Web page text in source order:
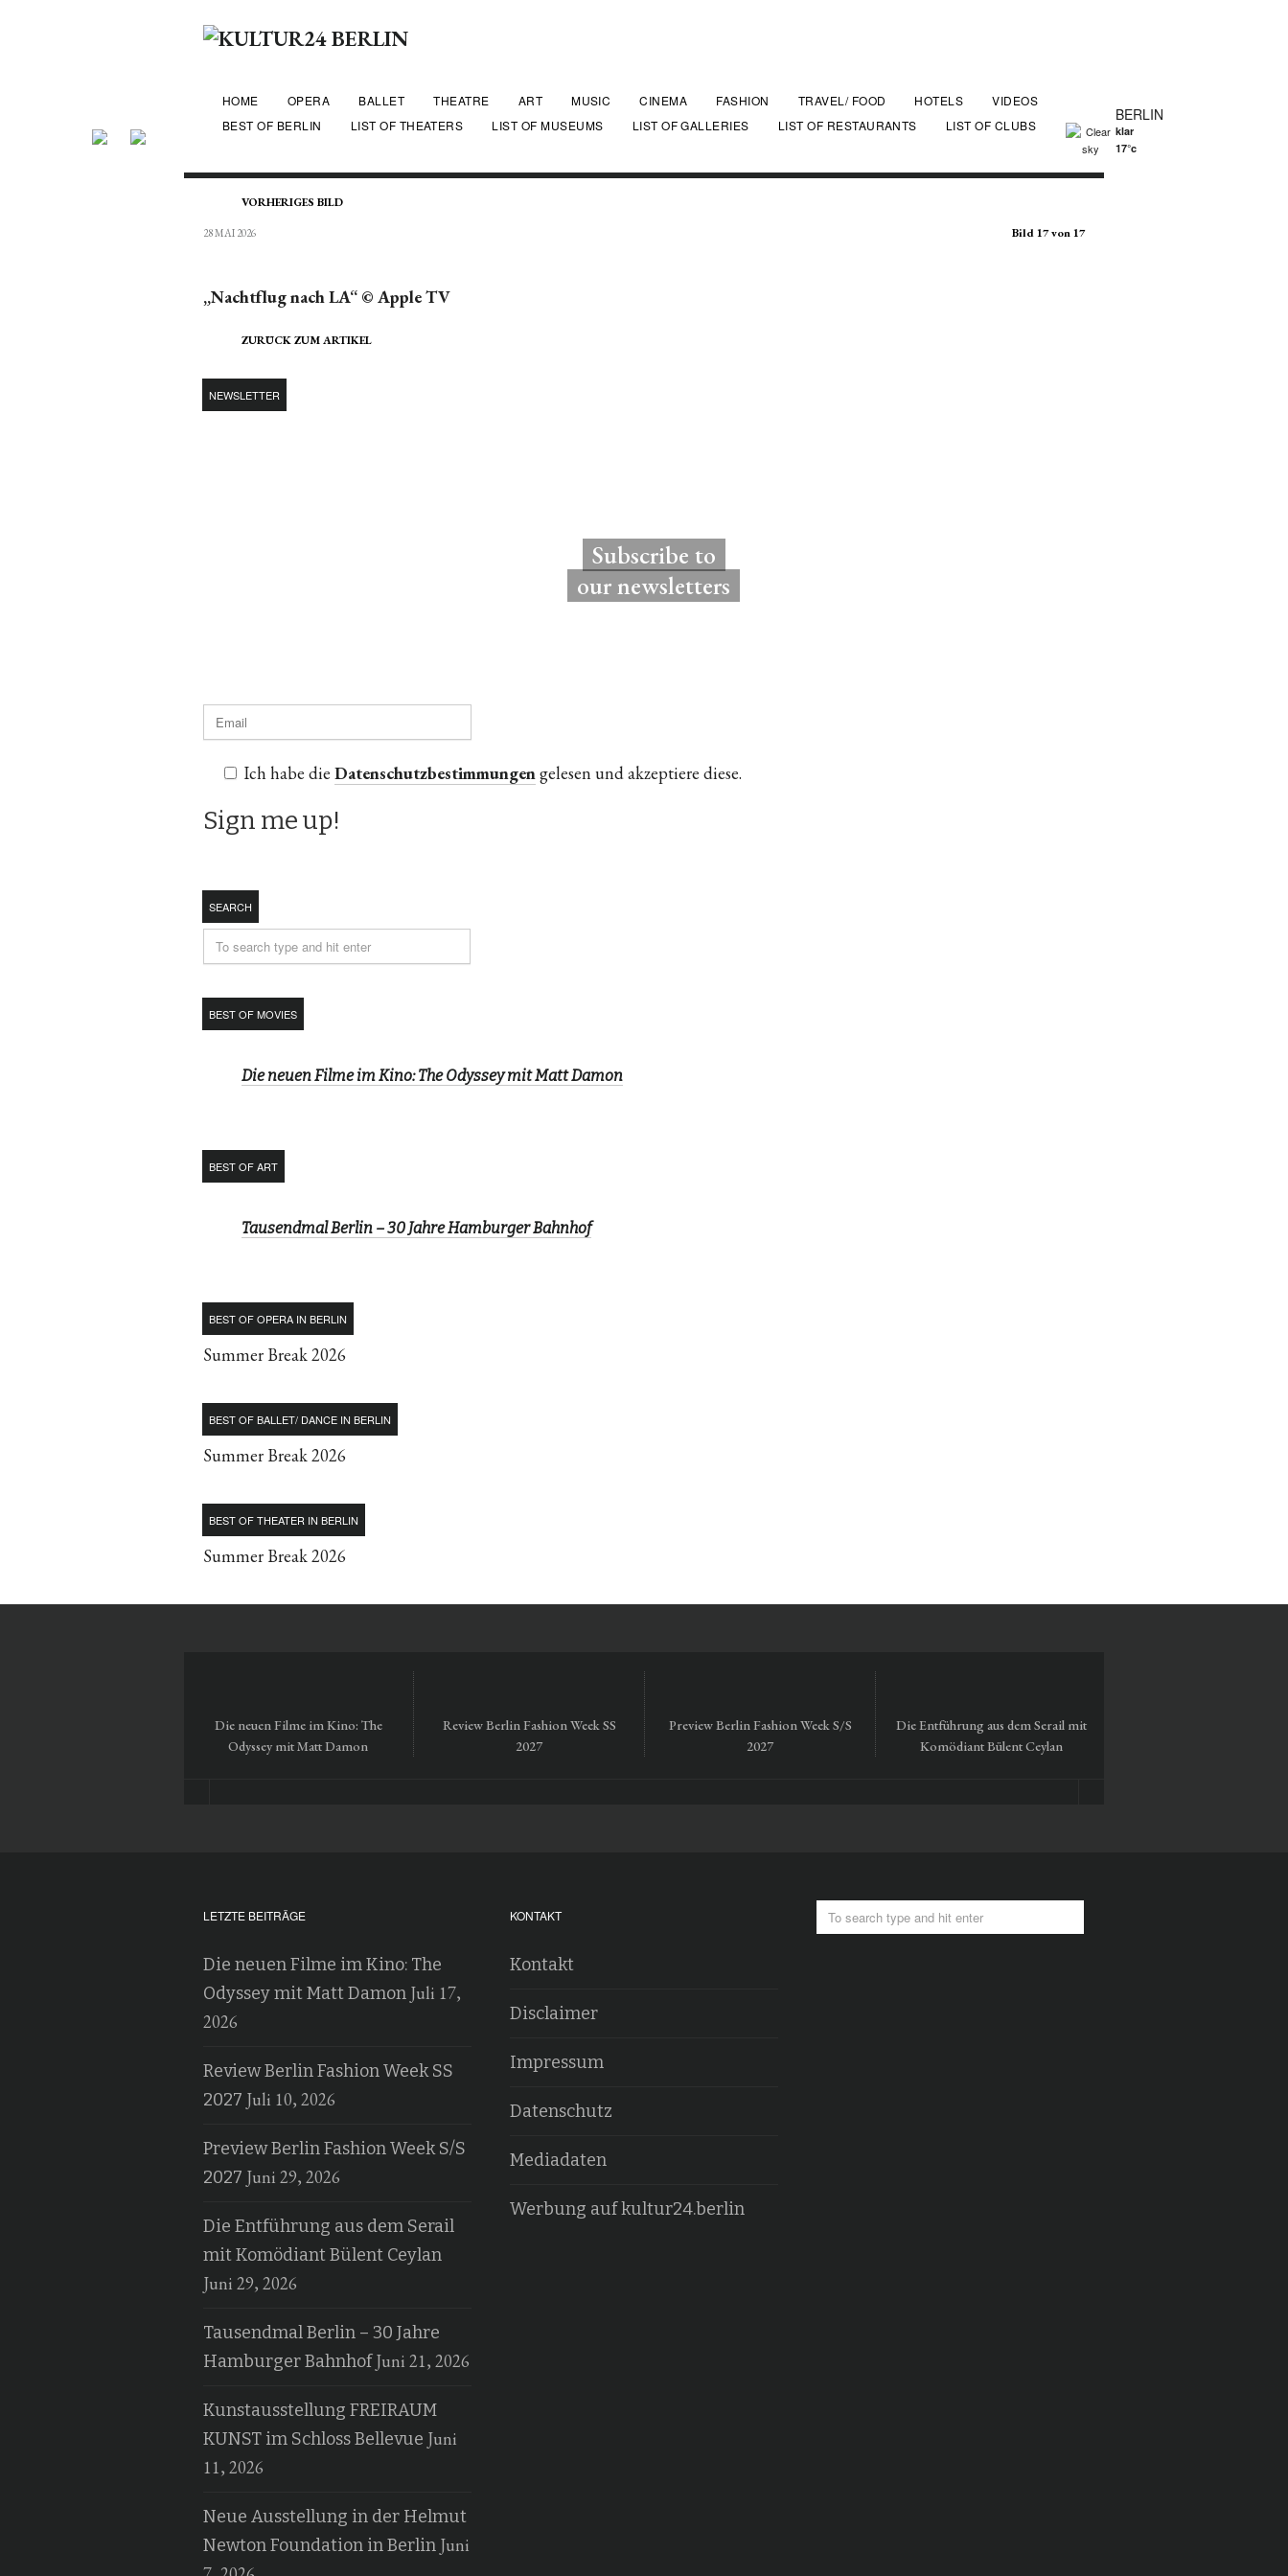
BERLIN
klar
17°c
HOME OPERA BALLET THEATRE ART MUSIC CINEMA FASHION TRAVEL/ FOOD HOTELS
VIDEOS
BEST OF BERLIN
LIST OF THEATERS LIST OF MUSEUMS LIST OF GALLERIES LIST OF RESTAURANTS LIST OF CLUBS
VORHERIGES BILD
28 MAI 2026 Bild 17 von 17
„Nachtflug nach LA“ © Apple TV
ZURÜCK ZUM ARTIKEL
NEWSLETTER
Subscribe to
our newsletters
Ich habe die Datenschutzbestimmungengelesen und akzeptiere diese.
SEARCH
BEST OF MOVIES
Die neuen Filme im Kino: The Odyssey mit Matt Damon
BEST OF ART
Tausendmal Berlin – 30 Jahre Hamburger Bahnhof
BEST OF OPERA IN BERLIN
Summer Break 2026
BEST OF BALLET/ DANCE IN BERLIN
Summer Break 2026
BEST OF THEATER IN BERLIN
Summer Break 2026
Die neuen Filme im Kino: The
Odyssey mit Matt Damon
Review Berlin Fashion Week SS
2027
Preview Berlin Fashion Week S/S
2027
Die Entführung aus dem Serail mit
Komödiant Bülent Ceylan
LETZTE BEITRÄGE
Die neuen Filme im Kino: The
Odyssey mit Matt Damon Juli 17,
2026
Review Berlin Fashion Week SS
2027 Juli 10, 2026
Preview Berlin Fashion Week S/S
2027 Juni 29, 2026
Die Entführung aus dem Serail
mit Komödiant Bülent Ceylan
Juni 29, 2026
Tausendmal Berlin – 30 Jahre
Hamburger Bahnhof Juni 21, 2026
Kunstausstellung FREIRAUM
KUNST im Schloss Bellevue Juni
11, 2026
Neue Ausstellung in der Helmut
Newton Foundation in Berlin Juni
KONTAKT
Kontakt
Disclaimer
Impressum
Datenschutz
Mediadaten
Werbung auf kultur24.berlin